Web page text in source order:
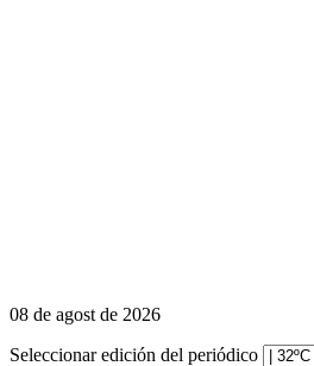
08 de agost de 2026
Seleccionar edición del periódico